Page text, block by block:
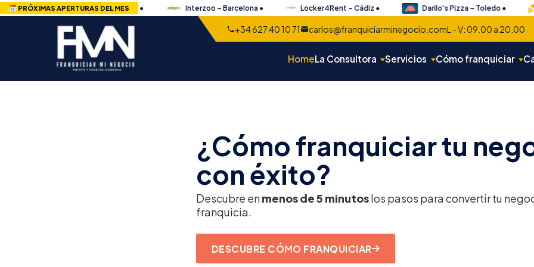
PRÓXIMAS APERTURAS DEL MES
Greenery – Alicante • Interzoo – Barcelona • Locker4Rent – Cádiz • Darilo's Pizza – Toledo •
+34 627 40 10 71 carlos@franquiciarminegocio.comL - V: 09.00 a 20.00
HomeLa Consultora Servicios Cómo franquiciar
¿Cómo franquiciar tu
con éxito?
Descubre enmenos de 5 minutoslos pasos para convertir tu
franquicia.
DESCUBRE CÓMO FRANQUICIAR